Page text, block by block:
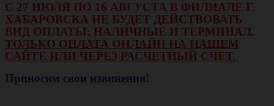
С 27 ИЮЛЯ ПО 16 АВГУСТА В ФИЛИАЛЕ Г.
ХАБАРОВСКА НЕ БУДЕТ ДЕЙСТВОВАТЬ
ВИД ОПЛАТЫ: НАЛИЧНЫЕ И ТЕРМИНАЛ.
ТОЛЬКО ОПЛАТА ОНЛАЙН НА НАШЕМ
САЙТЕ ИЛИ ЧЕРЕЗ РАСЧЕТНЫЙ СЧЕТ.
Приносим свои извинения!